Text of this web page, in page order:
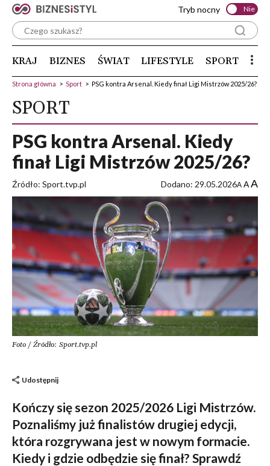
Tryb nocny Nie
KRAJ BIZNES ŚWIAT LIFESTYLE SPORT
Strona główna > Sport > PSG kontra Arsenal. Kiedy finał Ligi Mistrzów 2025/26?
SPORT
PSG kontra Arsenal. Kiedy
finał Ligi Mistrzów 2025/26?
Źródło: Sport.tvp.pl Dodano: 29.05.2026A AA
Foto / Źródło: Sport.tvp.pl
Udostępnij
Kończy się sezon 2025/2026 Ligi Mistrzów.
Poznaliśmy już finalistów drugiej edycji,
która rozgrywana jest w nowym formacie.
Kiedy i gdzie odbędzie się finał? Sprawdź